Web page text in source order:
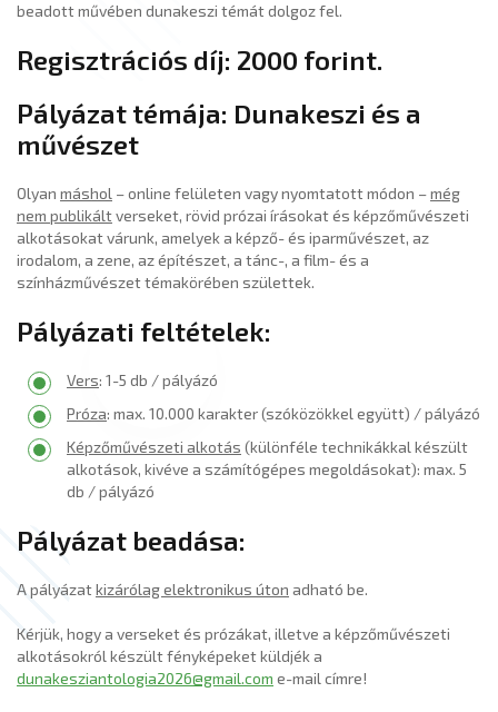
beadott művében dunakeszi témát dolgoz fel.
Regisztrációs díj: 2000 forint.
Pályázat témája: Dunakeszi és a
művészet
Olyan máshol – online felületen vagy nyomtatott módon –még
nem publikáltverseket, rövid prózai írásokat és képzőművészeti
alkotásokat várunk, amelyek a képző- és iparművészet, az
irodalom, a zene, az építészet, a tánc-, a film- és a
színházművészet témakörében születtek.
Pályázati feltételek:
Vers: 1-5 db / pályázó
Próza: max. 10.000 karakter (szóközökkel együtt) / pályázó
Képzőművészeti alkotás (különféle technikákkal készült
alkotások, kivéve a számítógépes megoldásokat): max. 5
db / pályázó
Pályázat beadása:
A pályázatkizárólag elektronikus úton adható be.
Kérjük, hogy a verseket és prózákat, illetve a képzőművészeti
alkotásokról készült fényképeket küldjék a
dunakesziantologia2026@gmail.com e-mail címre!